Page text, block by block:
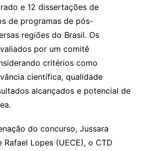
e 12 dissertações de
de programas de pós-
regiões do Brasil. Os
por um comitê
critérios como
científica, qualidade
alcançados e potencial de
do concurso, Jussara
Rafael Lopes (UECE), o CTD